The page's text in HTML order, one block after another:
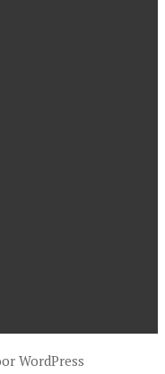
WordPress